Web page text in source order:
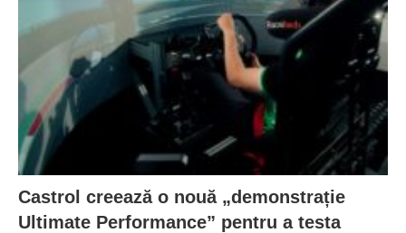
Castrol creează o nouă „demonstrație
Ultimate Performance” pentru a testa